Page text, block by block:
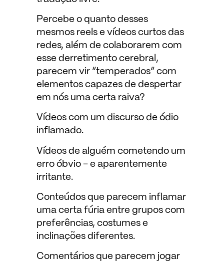
Percebe o quanto desses
mesmos reels e vídeos curtos das
redes, além de colaborarem com
esse derretimento cerebral,
parecem vir “temperados” com
elementos capazes de despertar
em nós uma certa raiva?
Vídeos com um discurso de ódio
inflamado.
Vídeos de alguém cometendo um
erro óbvio – e aparentemente
irritante.
Conteúdos que parecem inflamar
uma certa fúria entre grupos com
preferências, costumes e
inclinações diferentes.
Comentários que parecem jogar